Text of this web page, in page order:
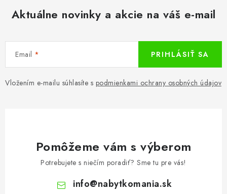
Aktuálne novinky a akcie na váš e-mail
Email
Vložením e-mailu súhlasíte s podmienkami ochrany osobných údajov
PRIHLÁSIŤ SA
Pomôžeme vám s výberom
Potrebujete s niečím poradiť? Sme tu pre vás!
info@nabytkomania.sk